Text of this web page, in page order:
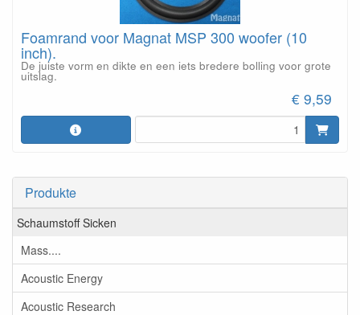
Produkte
Schaumstoff Sicken
Mass....
Acoustic Energy
Acoustic Research
Foamrand voor Magnat MSP 300 woofer (10
inch).
De juiste vorm en dikte en een iets bredere bolling voor grote
uitslag.
€ 9,59